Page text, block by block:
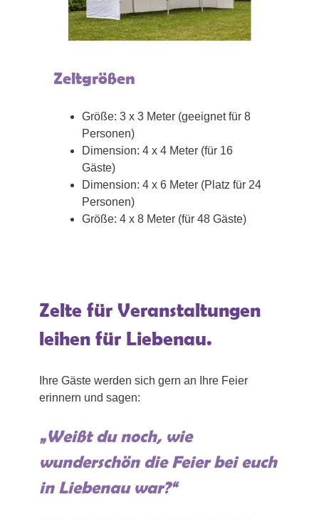
Zeltgrößen
Größe: 3 x 3 Meter (geeignet für 8
Personen)
Dimension: 4 x 4 Meter (für 16
Gäste)
Dimension: 4 x 6 Meter (Platz für 24
Personen)
Größe: 4 x 8 Meter (für 48 Gäste)
Zelte für Veranstaltungen
leihen für Liebenau.
Ihre Gäste werden sich gern an Ihre Feier
erinnern und sagen:
„Weißt du noch, wie
wunderschön die Feier bei euch
in Liebenau war?“